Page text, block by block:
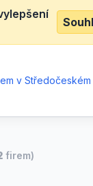
v Středočeském
firem)